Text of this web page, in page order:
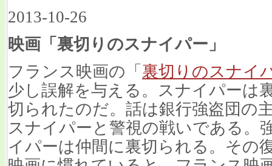
2013-10-26
映画「裏切りのスナイパー」
フランス映画の「 裏切りのスナイ
少し誤解を与える。スナイパーは
切られたのだ。話は銀行強盗団の
スナイパーと警視の戦いである。
イパーは仲間に裏切られる。その